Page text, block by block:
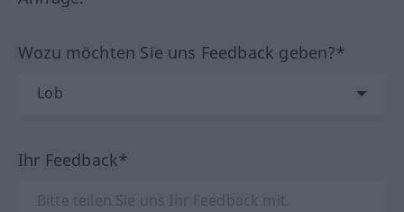
Wozu möchten Sie uns Feedback geben?*
Ihr Feedback*